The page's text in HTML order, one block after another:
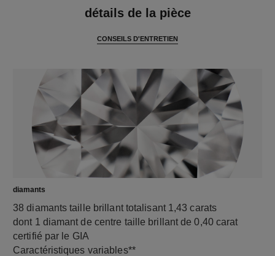
détails de la pièce
CONSEILS D'ENTRETIEN
diamants
38 diamants taille brillant totalisant 1,43 carats
dont 1 diamant de centre taille brillant de 0,40 carat
certifié par le GIA
Caractéristiques variables**